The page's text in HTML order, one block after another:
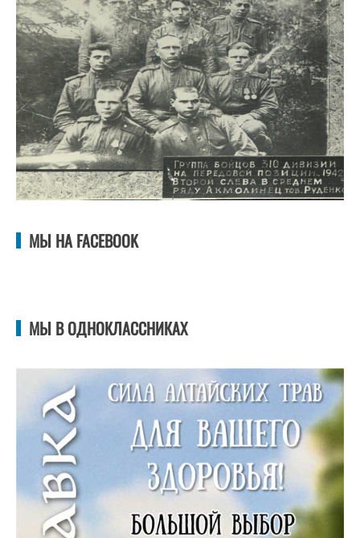
МЫ НА FACEBOOK
МЫ В ОДНОКЛАССНИКАХ